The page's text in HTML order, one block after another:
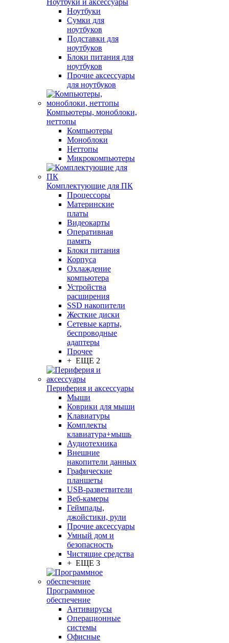
Ноутбуки и аксессуары
Ноутбуки
Сумки для
ноутбуков
Подставки для
ноутбуков
Блоки питания для
ноутбуков
Прочие аксессуары
для ноутбуков
Компьютеры, моноблоки,
неттопы
Компьютеры
Моноблоки
Неттопы
Микрокомпьютеры
Комплектующие для ПК
Процессоры
Материнские
платы
Видеокарты
Оперативная
память
Блоки питания
Корпуса
Охлаждение
компьютера
Устройства
расширения
SSD накопители
Жесткие диски
Сетевые карты,
беспроводные
адаптеры
Прочее
+ ЕЩЕ 2
Периферия и аксессуары
Мыши
Коврики для мыши
Клавиатуры
Комплекты
клавиатура+мышь
Аудиотехника
Внешние
накопители данных
Графические
планшеты
USB-разветвители
Веб-камеры
Геймпады,
джойстики, рули
Прочие аксессуары
Умный дом и
безопасность
Чистящие средства
+ ЕЩЕ 3
Программное
обеспечение
Антивирусы
Операционные
системы
Офисные